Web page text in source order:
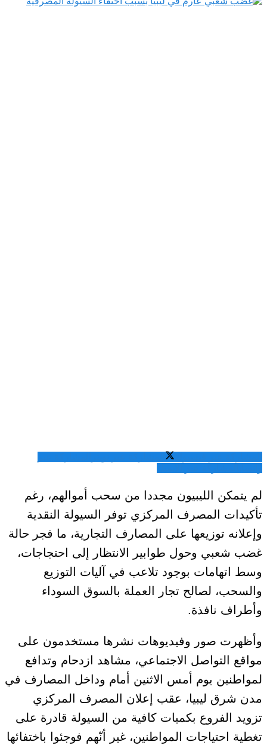
لم يتمكن الليبيون مجددا من سحب أموالهم، رغم
تأكيدات المصرف المركزي توفر السيولة النقدية
وإعلانه توزيعها على المصارف التجارية، ما فجر حالة
غضب شعبي وحول طوابير الانتظار إلى احتجاجات،
وسط اتهامات بوجود تلاعب في آليات التوزيع
والسحب، لصالح تجار العملة بالسوق السوداء
وأطراف نافذة.
وأظهرت صور وفيديوهات نشرها مستخدمون على
مواقع التواصل الاجتماعي، مشاهد ازدحام وتدافع
لمواطنين يوم أمس الاثنين أمام وداخل المصارف في
مدن شرق ليبيا، عقب إعلان المصرف المركزي
تزويد الفروع بكميات كافية من السيولة قادرة على
تغطية احتياجات المواطنين، غير أنّهم فوجئوا باختفائها